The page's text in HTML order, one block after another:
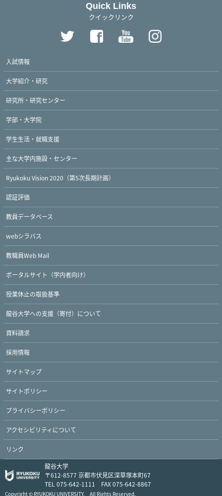
Quick Links
クイックリンク
入試情報
大学紹介・研究
研究所・研究センター
学部・大学院
学生生活・就職支援
主な大学内施設・センター
Ryukoku Vision 2020（第5次長期計画）
認証評価
教員データベース
webシラバス
教職員Web Mail
ポータルサイト（学内者向け）
授業休止の取扱基準
龍谷大学への支援（寄付）について
資料請求
採用情報
サイトマップ
サイトポリシー
プライバシーポリシー
アクセシビリティについて
リンク
Copyright © RYUKOKU UNIVERSITY. All Rights Reserved.
龍谷大学
〒612-8577 京都市伏見区深草塚本町67
TEL 075-642-1111 FAX 075-642-8867